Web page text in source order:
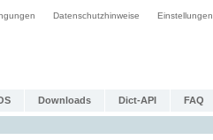
Datenschutzhinweise Einstellungen
Downloads Dict-API FAQ